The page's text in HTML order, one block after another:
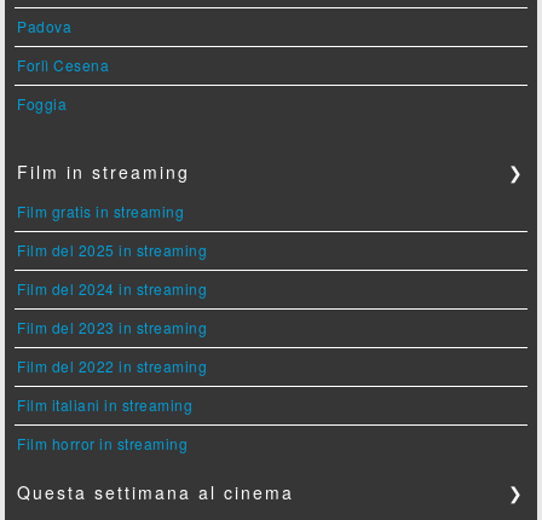
Padova
Forlì Cesena
Foggia
Film in streaming ❯
Film gratis in streaming
Film del 2025 in streaming
Film del 2024 in streaming
Film del 2023 in streaming
Film del 2022 in streaming
Film italiani in streaming
Film horror in streaming
Questa settimana al cinema ❯